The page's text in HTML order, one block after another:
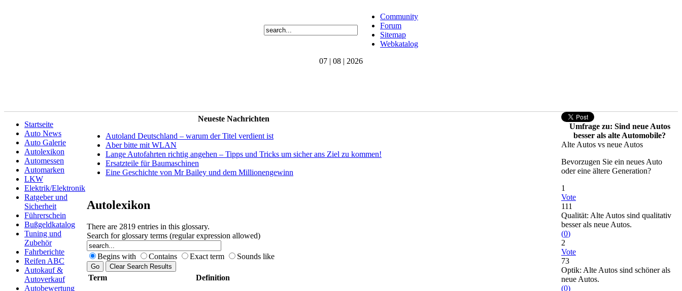
Community
Forum
Sitemap
Webkatalog
07 | 08 | 2026
Startseite
Auto News
Auto Galerie
Autolexikon
Automessen
Automarken
LKW
Elektrik/Elektronik
Ratgeber und
Sicherheit
Führerschein
Bußgeldkatalog
Tuning und
Zubehör
Fahrberichte
Reifen ABC
Autokauf &
Autoverkauf
Autobewertung
Neueste Nachrichten
Autoland Deutschland – warum der Titel verdient ist
Aber bitte mit WLAN
Lange Autofahrten richtig angehen – Tipps und Tricks um sicher ans Ziel zu kommen!
Ersatzteile für Baumaschinen
Eine Geschichte von Mr Bailey und dem Millionengewinn
Autolexikon
There are 2819 entries in this glossary.
Search for glossary terms (regular expression allowed)
Begins with Contains Exact term Sounds like
Term Definition
Umfrage zu: Sind neue Autos
besser als alte Automobile?
Alte Autos vs neue Autos
Bevorzugen Sie ein neues Auto
oder eine ältere Generation?
1
Vote
111
Qualität: Alte Autos sind qualitativ
besser als neue Autos.
(0)
2
Vote
73
Optik: Alte Autos sind schöner als
neue Autos.
(0)